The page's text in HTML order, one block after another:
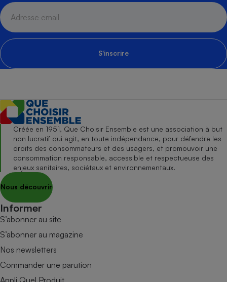
S'inscrire
Créée en 1951, Que Choisir Ensemble est une association à but
non lucratif qui agit, en toute indépendance, pour défendre les
droits des consommateurs et des usagers, et promouvoir une
consommation responsable, accessible et respectueuse des
enjeux sanitaires, sociétaux et environnementaux.
Nous découvrir
Informer
S’abonner au site
S’abonner au magazine
Nos newsletters
Commander une parution
Appli Quel Produit